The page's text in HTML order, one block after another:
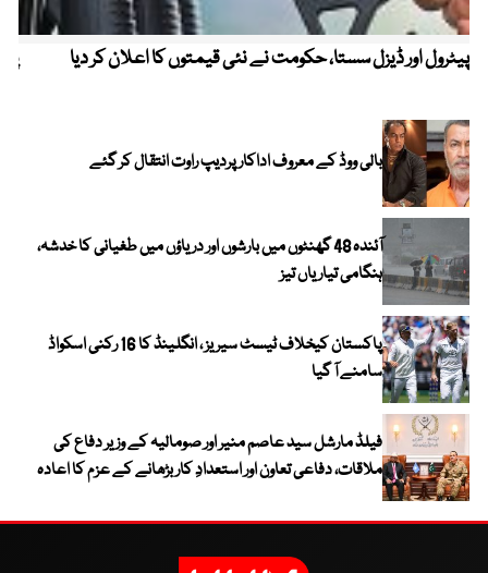
پیٹرول اور ڈیزل سستا، حکومت نے نئی قیمتوں کا اعلان کر دیا
بالی ووڈ کے معروف اداکار پردیپ راوت انتقال کر گئے
آئندہ 48 گھنٹوں میں بارشوں اور دریاؤں میں طغیانی کا خدشہ،
ہنگامی تیاریاں تیز
پاکستان کیخلاف ٹیسٹ سیریز ، انگلینڈ کا 16 رکنی اسکواڈ
سامنے آ گیا
فیلڈ مارشل سید عاصم منیر اور صومالیہ کے وزیر دفاع کی
ملاقات، دفاعی تعاون اور استعدادِ کار بڑھانے کے عزم کا اعادہ